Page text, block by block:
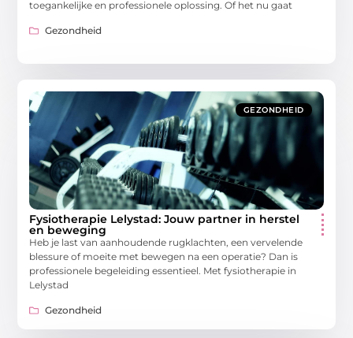
toegankelijke en professionele oplossing. Of het nu gaat
Gezondheid
GEZONDHEID
Fysiotherapie Lelystad: Jouw partner in herstel
en beweging
Heb je last van aanhoudende rugklachten, een vervelende
blessure of moeite met bewegen na een operatie? Dan is
professionele begeleiding essentieel. Met fysiotherapie in
Lelystad
Gezondheid